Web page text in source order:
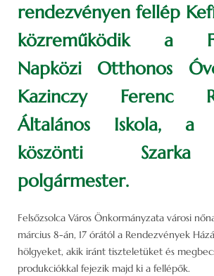
rendezvényen fellép
közreműködik a
Napközi Otthonos
Kazinczy Ferenc
Általános Iskola, a
köszönti
polgármester.
Felsőzsolca Város Önkormányzata városi
március 8-án, 17 órától a Rendezvények
hölgyeket, akik iránt tiszteletüket és
produkciókkal fejezik majd ki a fellépők.